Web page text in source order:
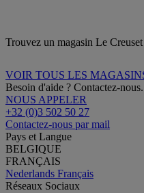
Trouvez un magasin Le
VOIR TOUS LES
Besoin d'aide ? Contactez-nous.
NOUS APPELER
+32 (0)3 502 50 27
Contactez-nous par mail
Pays et Langue
BELGIQUE
FRANÇAIS
Nederlands Français
Réseaux Sociaux